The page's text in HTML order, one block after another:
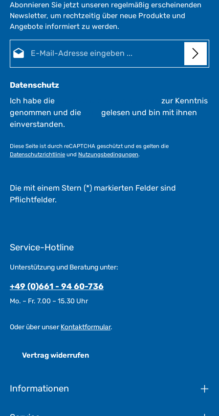
z
e
i
t
:
1
-
W
e
r
g
Abonnieren Sie jetzt unseren regelmäßig erscheinenden
Newsletter, um rechtzeitig über neue Produkte und
Angebote informiert zu werden.
Datenschutz
Ich habe die
zur Kenntnis
genommen und die
gelesen und bin mit ihnen
einverstanden.
Diese Seite ist durch reCAPTCHA geschützt und es gelten die
Datenschutzrichtlinie und Nutzungsbedingungen.
Die mit einem Stern (*) markierten Felder sind
Pflichtfelder.
Service-Hotline
Unterstützung und Beratung unter:
+49 (0)661 - 94 60-736
Mo. – Fr. 7.00 – 15.30 Uhr
Oder über unserKontaktformular.
Vertrag widerrufen
Informationen